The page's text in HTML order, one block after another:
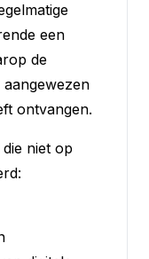
een
de
ontvangen.
niet op